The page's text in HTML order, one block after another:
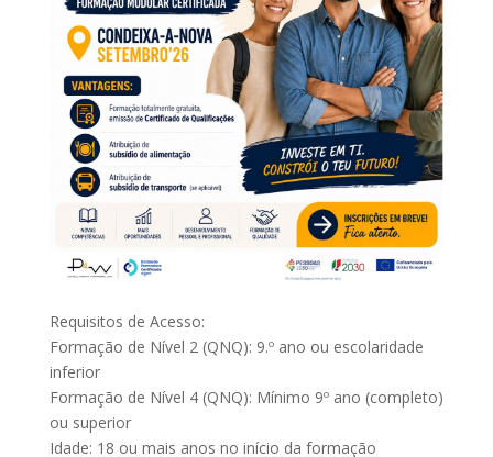
Requisitos de Acesso:
Formação de Nível 2 (QNQ): 9.º ano ou escolaridade
inferior
Formação de Nível 4 (QNQ): Mínimo 9º ano (completo)
ou superior
Idade: 18 ou mais anos no início da formação